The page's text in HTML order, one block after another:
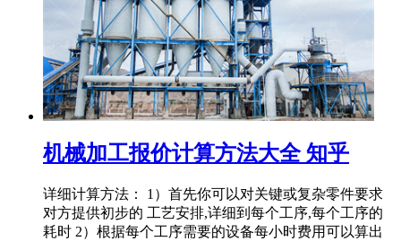
机械加工报价计算方法大全 知乎
详细计算方法： 1）首先你可以对关键或复杂零件要求
对方提供初步的 工艺安排,详细到每个工序,每个工序的
耗时 2）根据每个工序需要的设备每小时费用可以算出